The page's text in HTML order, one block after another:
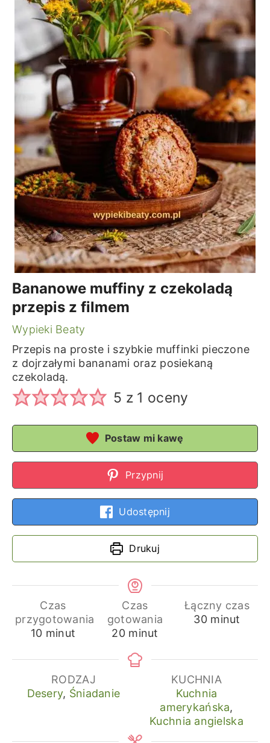
Bananowe muffiny z czekoladą
przepis z filmem
Wypieki Beaty
Przepis na proste i szybkie muffinki pieczone
z dojrzałymi bananami oraz posiekaną
czekoladą.
5 z 1 oceny
Postaw mi kawę
Przypnij
Udostępnij
Drukuj
Czas
przygotowania
10minuty
minut
Czas
gotowania
20minuty
minut
Łączny czas
30minuty
minut
RODZAJ
Desery, Śniadanie
KUCHNIA
Kuchnia
amerykańska,
Kuchnia angielska